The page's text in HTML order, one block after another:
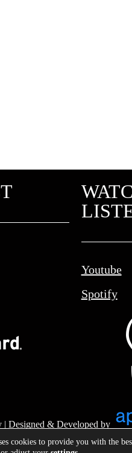
Youtube
Spotify
Designed & Developed by
cookies to provide you with the